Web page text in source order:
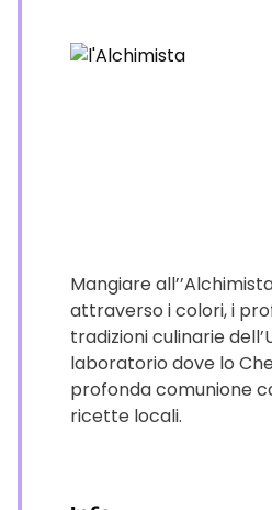
Mangiare
attraverso i colori, i
tradizioni culinarie
laboratorio dove lo
profonda comunione
ricette locali.